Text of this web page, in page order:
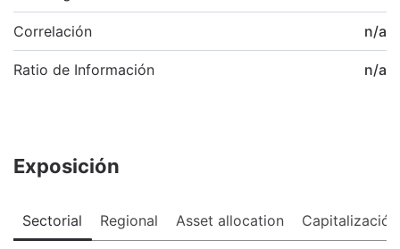
Correlación n/a
Ratio de Información n/a
Exposición
Sectorial Regional Asset allocation Capitalización